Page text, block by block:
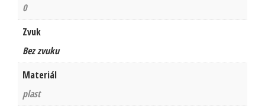
0
Zvuk
Bez zvuku
Materiál
plast